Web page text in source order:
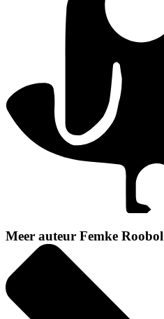
Meer auteur Femke Roobol